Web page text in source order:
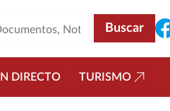
DIRECTO TURISMO